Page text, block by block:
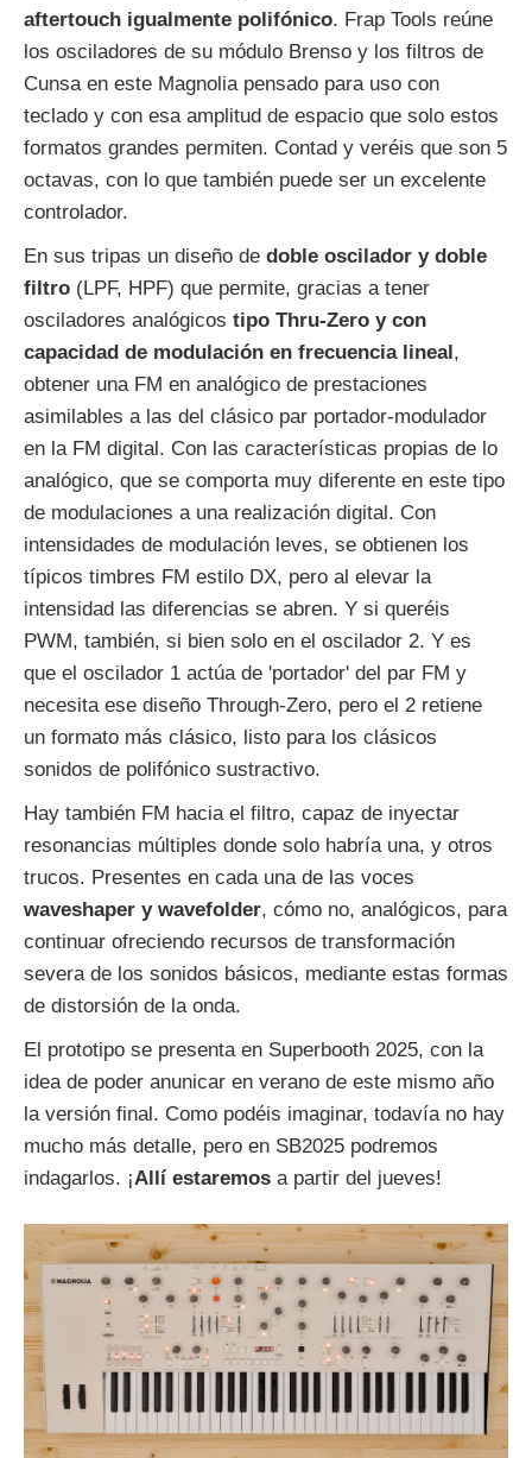
aftertouch igualmente polifónico. Frap Tools reúne
los osciladores de su módulo Brenso y los filtros de
Cunsa en este Magnolia pensado para uso con
teclado y con esa amplitud de espacio que solo estos
formatos grandes permiten. Contad y veréis que son 5
octavas, con lo que también puede ser un excelente
controlador.
En sus tripas un diseño de doble oscilador y doble
filtro (LPF, HPF) que permite, gracias a tener
osciladores analógicos tipo Thru-Zero y con
capacidad de modulación en frecuencia lineal,
obtener una FM en analógico de prestaciones
asimilables a las del clásico par portador-modulador
en la FM digital. Con las características propias de lo
analógico, que se comporta muy diferente en este tipo
de modulaciones a una realización digital. Con
intensidades de modulación leves, se obtienen los
típicos timbres FM estilo DX, pero al elevar la
intensidad las diferencias se abren. Y si queréis
PWM, también, si bien solo en el oscilador 2. Y es
que el oscilador 1 actúa de 'portador' del par FM y
necesita ese diseño Through-Zero, pero el 2 retiene
un formato más clásico, listo para los clásicos
sonidos de polifónico sustractivo.
Hay también FM hacia el filtro, capaz de inyectar
resonancias múltiples donde solo habría una, y otros
trucos. Presentes en cada una de las voces
waveshaper y wavefolder, cómo no, analógicos, para
continuar ofreciendo recursos de transformación
severa de los sonidos básicos, mediante estas formas
de distorsión de la onda.
El prototipo se presenta en Superbooth 2025, con la
idea de poder anunicar en verano de este mismo año
la versión final. Como podéis imaginar, todavía no hay
mucho más detalle, pero en SB2025 podremos
indagarlos. ¡Allí estaremos a partir del jueves!